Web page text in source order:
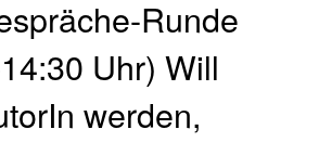
Runde
Uhr) Will
werden,